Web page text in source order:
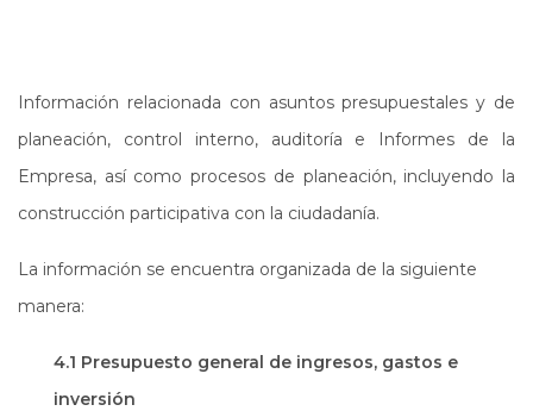
Información relacionada con asuntos presupuestales y de
planeación, control interno, auditoría e Informes de la
Empresa, así como procesos de planeación, incluyendo la
construcción participativa con la ciudadanía.
La información se encuentra organizada de la siguiente
manera:
4.1 Presupuesto general de ingresos, gastos e
inversión